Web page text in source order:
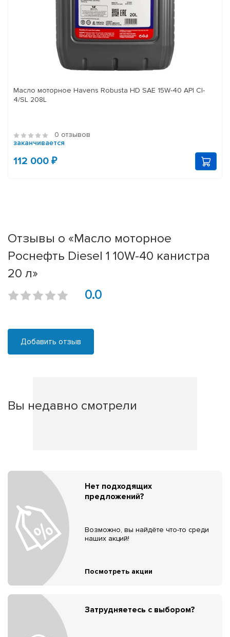
Масло моторное Havens Robusta HD SAE 15W-40 API CI-
4/SL 208L
0 отзывов
заканчивается
112 000 ₽
Отзывы о «Масло моторное
Роснефть Diesel 1 10W-40 канистра
20 л»
0.0
Добавить отзыв
Вы недавно смотрели
Нет подходящих
предложений?
Возможно, вы найдёте что-то среди
наших акций!
Посмотреть акции
Затрудняетесь с выбором?